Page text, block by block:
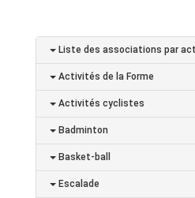
Liste des associations par
Activités de la Forme
Activités cyclistes
Badminton
Basket-ball
Escalade